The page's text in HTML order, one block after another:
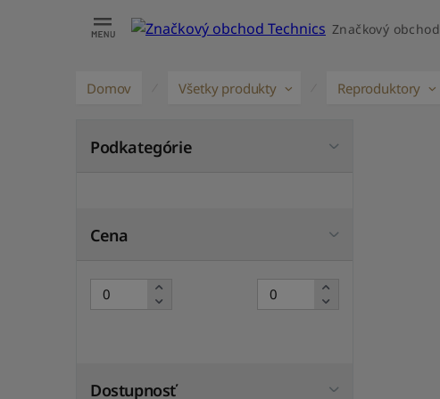
Značkový obchod
Domov Všetky produkty Reproduktory
Podkategórie
Cena
Dostupnosť